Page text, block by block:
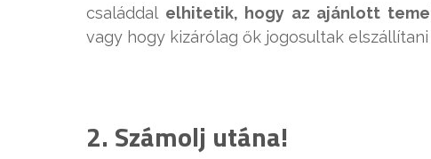
családdal elhitetik, hogy az ajánlott
vagy hogy kizárólag ők jogosultak
2. Számolj utána!